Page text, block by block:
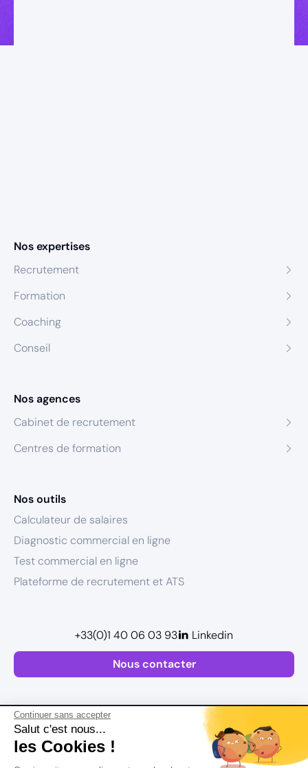
Continuer sans accepter
Salut c'est nous...
les Cookies !
Nos expertises
Recrutement
Formation
Coaching
Conseil
Nos agences
Cabinet de recrutement
Centres de formation
Nos outils
Calculateur de salaires
Diagnostic commercial en ligne
Test commercial en ligne
Plateforme de recrutement et ATS
Nous contacter
+33(0)1 40 06 03 93 Linkedin